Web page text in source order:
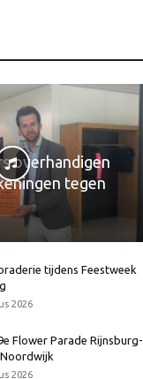
overhandigen
tegen
tijdens Feestweek
2026
Flower Parade Rijnsburg-
2026